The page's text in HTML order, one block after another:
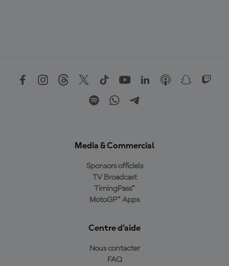
Media & Commercial
Sponsors officiels
TV Broadcast
TimingPass™
MotoGP™ Apps
Centre d'aide
Nous contacter
FAQ